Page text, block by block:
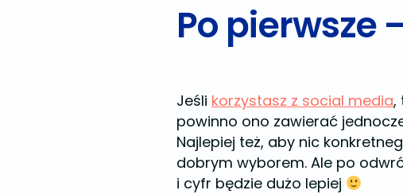
Po pierwsze
Jeśli korzystasz z social media,
powinno ono zawierać
Najlepiej też, aby nic
dobrym wyborem. Ale po
i cyfr będzie dużo lepiej